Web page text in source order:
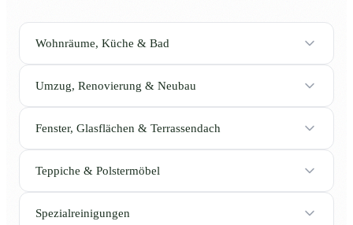
Wohnräume, Küche & Bad
Umzug, Renovierung & Neubau
Fenster, Glasflächen & Terrassendach
Teppiche & Polstermöbel
Spezialreinigungen